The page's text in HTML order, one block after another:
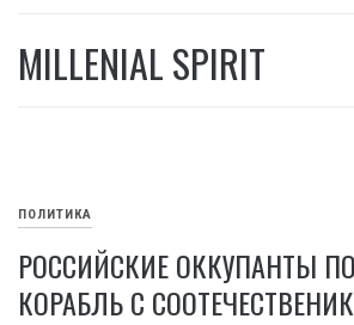
MILLENIAL SPIRIT
ПОЛИТИКА
РОССИЙСКИЕ ОККУПАНТЫ
КОРАБЛЬ С